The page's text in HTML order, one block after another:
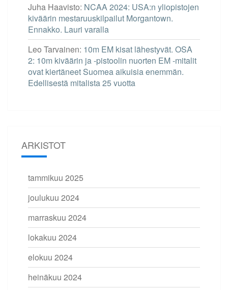
Juha Haavisto: NCAA 2024: USA:n yliopistojen
kiväärin mestaruuskilpailut Morgantown.
Ennakko. Lauri varalla
Leo Tarvainen: 10m EM kisat lähestyvät. OSA
2: 10m kiväärin ja -pistoolin nuorten EM -mitalit
ovat kiertäneet Suomea aikuisia enemmän.
Edellisestä mitalista 25 vuotta
ARKISTOT
tammikuu 2025
joulukuu 2024
marraskuu 2024
lokakuu 2024
elokuu 2024
heinäkuu 2024